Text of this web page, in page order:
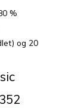
%
og 20